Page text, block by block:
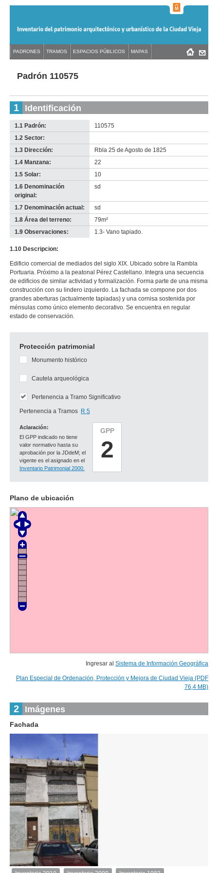
navigation
Back
topPadrón 110575
1 Identificación
1.1 Padrón:
110575
1.2 Sector:
no
info-
1.3 Dirección:
Rbla 25 de Agosto de 1825
1.4 Manzana:
22
1.5 Solar:
10
1.6 Denominación
original:
sd
1.7 Denominación actual:
sd
1.8 Área del terreno:
79m²
1.9 Observaciones:
1.3- Vano tapiado.
1.10 Descripcion:
Edificio comercial de mediados del siglo XIX. Ubicado sobre la Rambla
Portuaria. Próximo a la peatonal Pérez Castellano. Integra una secuencia
de edificios de similar actividad y formalización. Forma parte de una misma
construcción con su lindero izquierdo. La fachada se compone por dos
grandes aberturas (actualmente tapiadas) y una cornisa sostenida por
ménsulas como único elemento decorativo. Se encuentra en regular
estado de conservación.
Protección patrimonial
GPP
2
Aclaración:
El GPP indicado no tiene
valor normativo hasta su
aprobación por la JDdeM; el
vigente es el asignado en el
Inventario Patrimonial 2000.
Monumento histórico
Cautela arqueológica
Pertenencia a Tramo Significativo
Pertenencia a Tramos R 5
Plano de ubicación
Ingresar al Sistema de Información Geográfica
Plan Especial de Ordenación, Protección y Mejora de Ciudad Vieja (PDF
76,4 MB)
2 Imágenes
Fachada
de1
Back
to Menú
PADRONES TRAMOS ESPACIOS PÚBLICOS MAPAS